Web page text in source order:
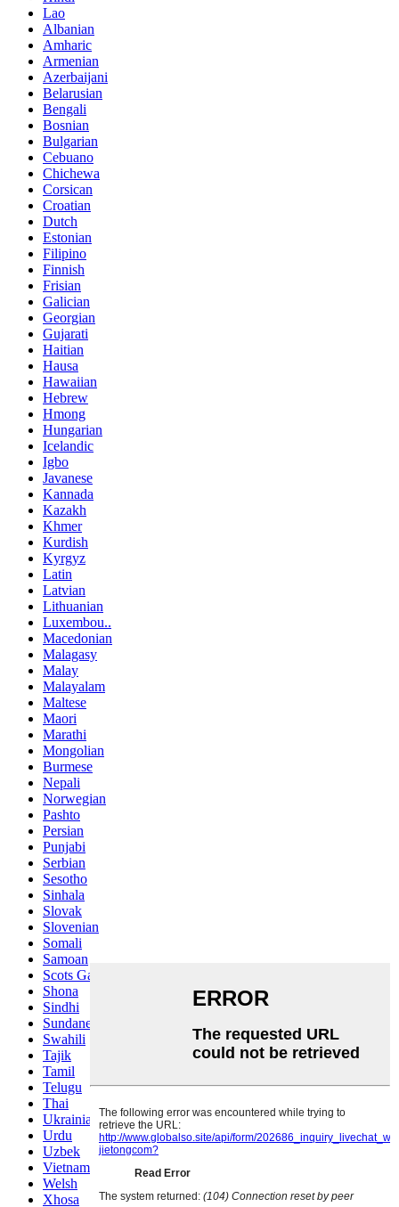
Lao
Albanian
Amharic
Armenian
Azerbaijani
Belarusian
Bengali
Bosnian
Bulgarian
Cebuano
Chichewa
Corsican
Croatian
Dutch
Estonian
Filipino
Finnish
Frisian
Galician
Georgian
Gujarati
Haitian
Hausa
Hawaiian
Hebrew
Hmong
Hungarian
Icelandic
Igbo
Javanese
Kannada
Kazakh
Khmer
Kurdish
Kyrgyz
Latin
Latvian
Lithuanian
Luxembou..
Macedonian
Malagasy
Malay
Malayalam
Maltese
Maori
Marathi
Mongolian
Burmese
Nepali
Norwegian
Pashto
Persian
Punjabi
Serbian
Sesotho
Sinhala
Slovak
Slovenian
Somali
Samoan
Scots Gaelic
Shona
Sindhi
Sundanese
Swahili
Tajik
Tamil
Telugu
Thai
Ukrainian
Urdu
Uzbek
Vietnamese
Welsh
Xhosa